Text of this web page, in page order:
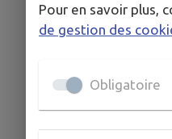
Pour en savoir plus,
de gestion des
Obligatoire